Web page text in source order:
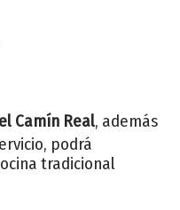
Camín Real, además
podrá
tradicional